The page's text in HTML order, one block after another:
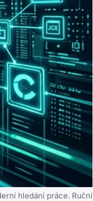
hledání práce. Ruční